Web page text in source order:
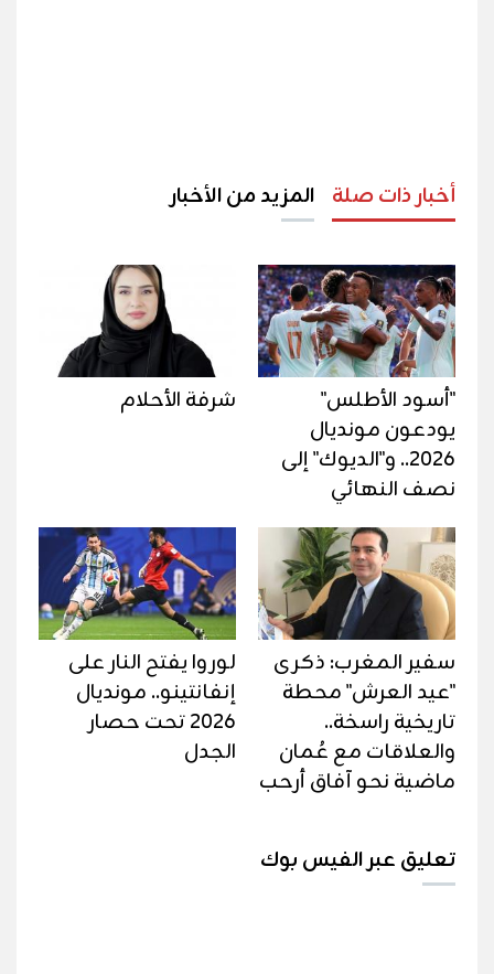
أخبار ذات صلة المزيد من الأخبار
"أسود الأطلس"
يودعون مونديال
2026.. و"الديوك" إلى
نصف النهائي
شرفة الأحلام
سفير المغرب: ذكرى
"عيد العرش" محطة
تاريخية راسخة..
والعلاقات مع عُمان
ماضية نحو آفاق أرحب
لوروا يفتح النار على
إنفانتينو.. مونديال
2026 تحت حصار
الجدل
تعليق عبر الفيس بوك